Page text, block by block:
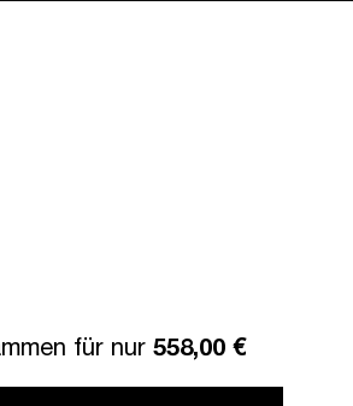
für nur 558,00 €